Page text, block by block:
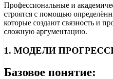
Профессиональные и
строятся с помощью
которые создают связность и
сложную аргументацию.
1. МОДЕЛИ
Базовое понятие: